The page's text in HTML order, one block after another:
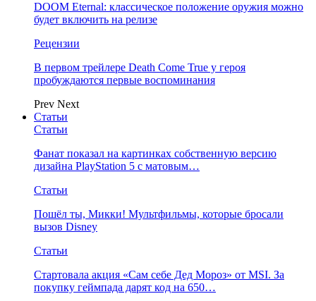
DOOM Eternal: классическое положение оружия можно
будет включить на релизе
Рецензии
В первом трейлере Death Come True у героя
пробуждаются первые воспоминания
Prev Next
Статьи
Статьи
Фанат показал на картинках собственную версию
дизайна PlayStation 5 с матовым…
Статьи
Пошёл ты, Микки! Мультфильмы, которые бросали
вызов Disney
Статьи
Стартовала акция «Сам себе Дед Мороз» от MSI. За
покупку геймпада дарят код на 650…